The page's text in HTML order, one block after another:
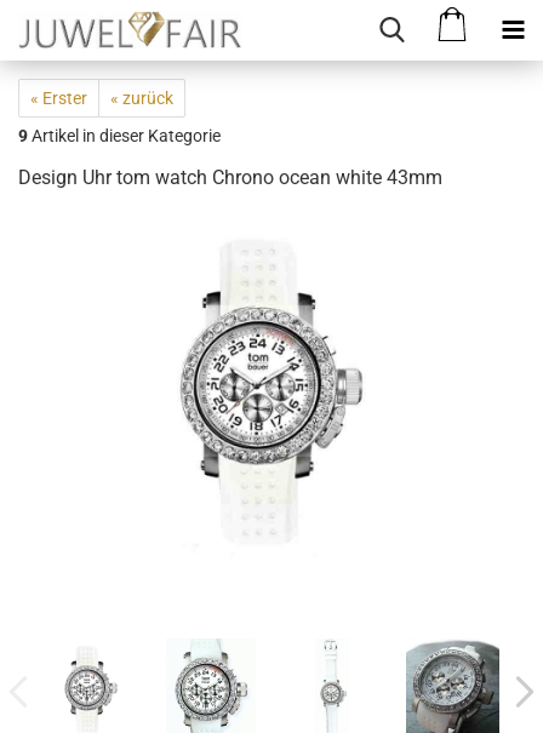
« Erster
« zurück
9Artikel in dieser Kategorie
Design Uhr tom watch Chrono ocean white 43mm